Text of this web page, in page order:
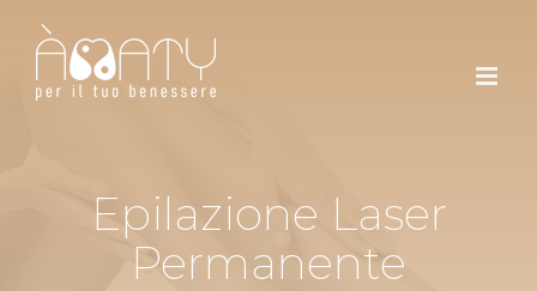
content
Epilazione Laser
Permanente